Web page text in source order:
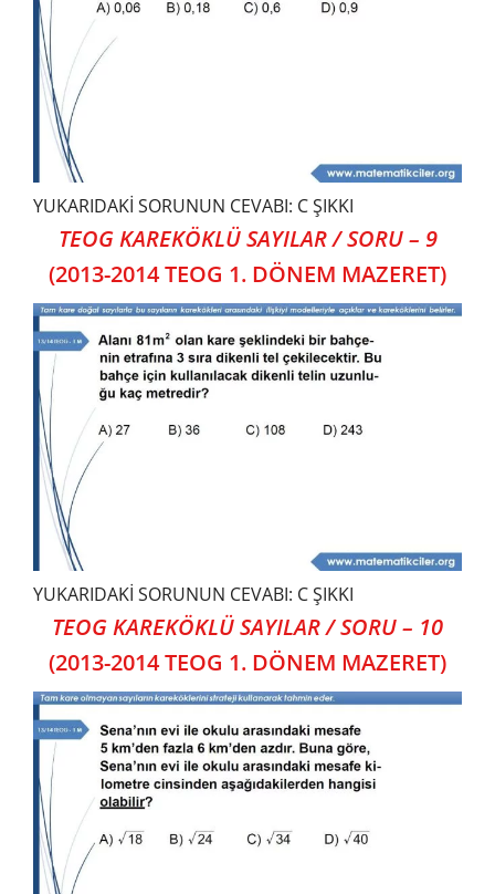
YUKARIDAKİ SORUNUN CEVABI: C ŞIKKI
TEOG KAREKÖKLÜ SAYILAR / SORU – 9
(2013-2014 TEOG 1. DÖNEM MAZERET)
YUKARIDAKİ SORUNUN CEVABI: C ŞIKKI
TEOG KAREKÖKLÜ SAYILAR / SORU – 10
(2013-2014 TEOG 1. DÖNEM MAZERET)